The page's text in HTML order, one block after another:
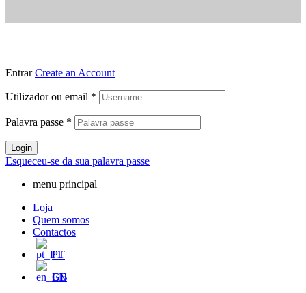
Entrar Create an Account
Utilizador ou email *
Palavra passe *
Login
Esqueceu-se da sua palavra passe
menu principal
Loja
Quem somos
Contactos
PT
EN